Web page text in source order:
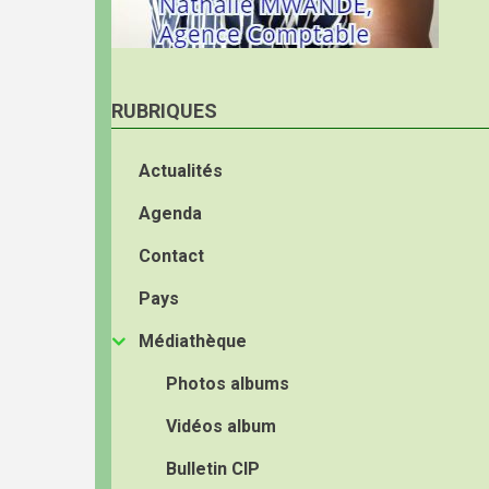
RUBRIQUES
Actualités
Agenda
Contact
Pays
Médiathèque
Photos albums
Vidéos album
Bulletin CIP